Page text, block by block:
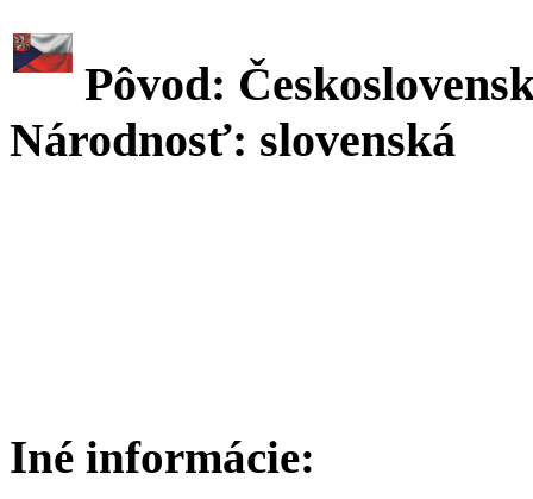
Pôvod:
Národnosť: slovenská
Iné informácie: